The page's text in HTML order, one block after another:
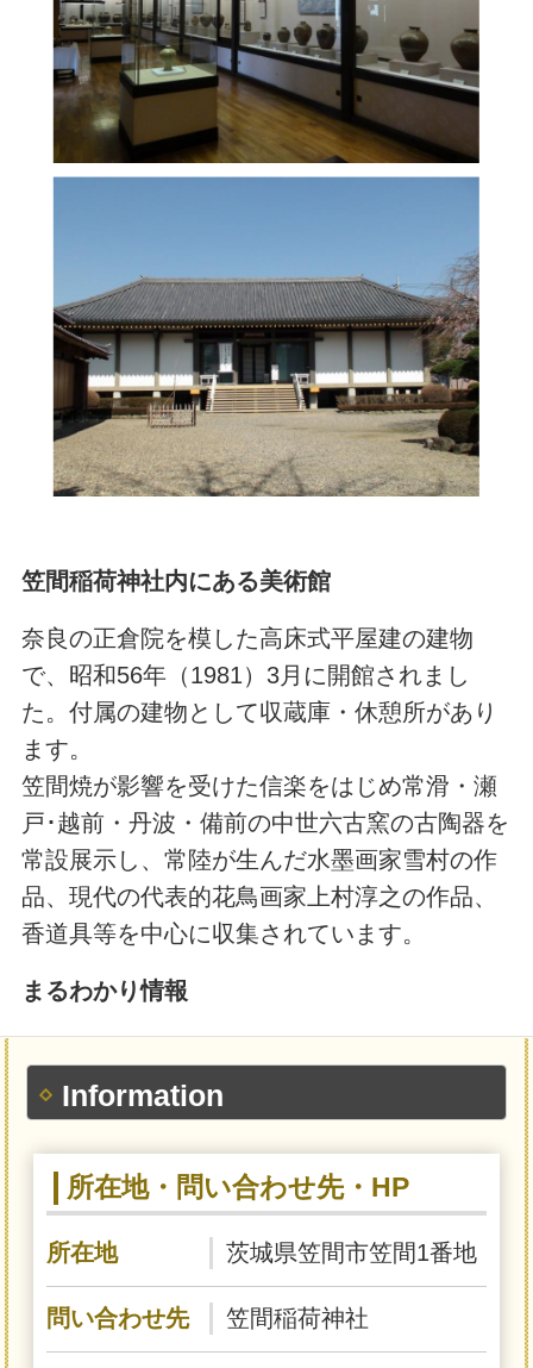
笠間稲荷神社内にある美術館
奈良の正倉院を模した高床式平屋建の建物
で、昭和56年（1981）3月に開館されまし
た。付属の建物として収蔵庫・休憩所があり
ます。
笠間焼が影響を受けた信楽をはじめ常滑・瀬
戸･越前・丹波・備前の中世六古窯の古陶器を
常設展示し、常陸が生んだ水墨画家雪村の作
品、現代の代表的花鳥画家上村淳之の作品、
香道具等を中心に収集されています。
まるわかり情報
Information
所在地・問い合わせ先・HP
所在地 茨城県笠間市笠間1番地
問い合わせ先 笠間稲荷神社